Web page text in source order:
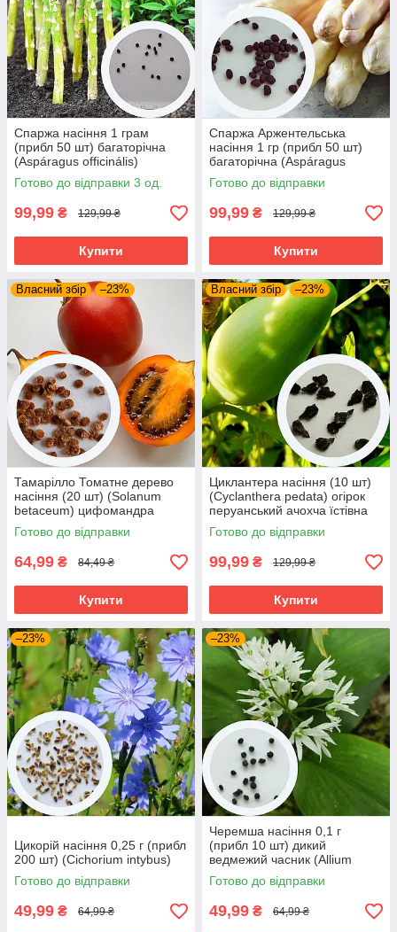
Спаржа насіння 1 грам
(прибл 50 шт) багаторічна
(Aspáragus officinális)
аспарагус садовий заячий
холодок
Готово до відправки 3 од.
99,99 ₴ 129,99 ₴
Купити
Спаржа Аржентельська
насіння 1 гр (прибл 50 шт)
багаторічна (Aspáragus
officinális) французська
аспарагус садовий
Готово до відправки
99,99 ₴ 129,99 ₴
Купити
Власний збір –23%
Тамарілло Томатне дерево
насіння (20 шт) (Solanum
betaceum) цифомандра
Cyphomandra помідорне
дерево тамарильйо
тамаморо паслін
Готово до відправки
64,99 ₴ 84,49 ₴
Купити
Власний збір –23%
Циклантера насіння (10 шт)
(Cyclanthera pedata) огірок
перуанський ачохча їстівна
Готово до відправки
99,99 ₴ 129,99 ₴
Купити
–23%
Цикорій насіння 0,25 г (прибл
200 шт) (Cіchorіum іntybus)
Готово до відправки
49,99 ₴ 64,99 ₴
–23%
Черемша насіння 0,1 г
(прибл 10 шт) дикий
ведмежий часник (Allіum
ursіnum)
Готово до відправки
49,99 ₴ 64,99 ₴